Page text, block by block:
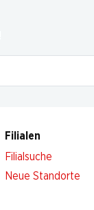
Filialen
Filialsuche
Neue Standorte